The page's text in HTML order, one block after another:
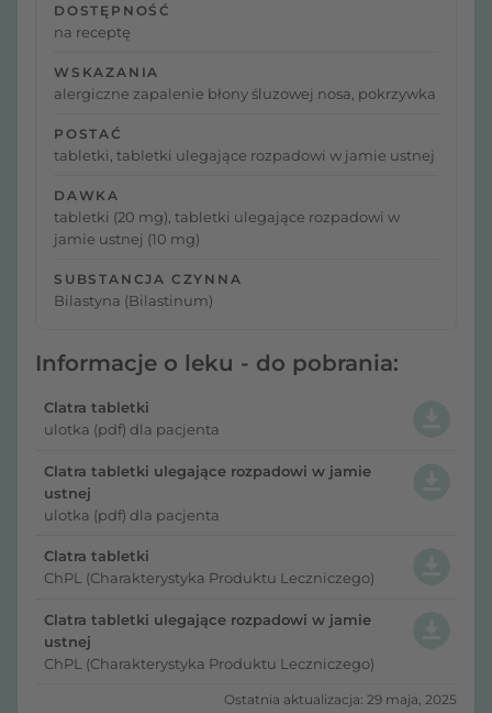
DOSTĘPNOŚĆ
na receptę
WSKAZANIA
alergiczne zapalenie błony śluzowej nosa, pokrzywka
POSTAĆ
tabletki, tabletki ulegające rozpadowi w jamie ustnej
DAWKA
tabletki (20 mg), tabletki ulegające rozpadowi w
jamie ustnej (10 mg)
SUBSTANCJA CZYNNA
Bilastyna (Bilastinum)
Informacje o leku - do pobrania:
Clatra tabletki
ulotka (pdf) dla pacjenta
Clatra tabletki ulegające rozpadowi w jamie
ustnej
ulotka (pdf) dla pacjenta
Clatra tabletki
ChPL (Charakterystyka Produktu Leczniczego)
Clatra tabletki ulegające rozpadowi w jamie
ustnej
ChPL (Charakterystyka Produktu Leczniczego)
Ostatnia aktualizacja: 29 maja, 2025